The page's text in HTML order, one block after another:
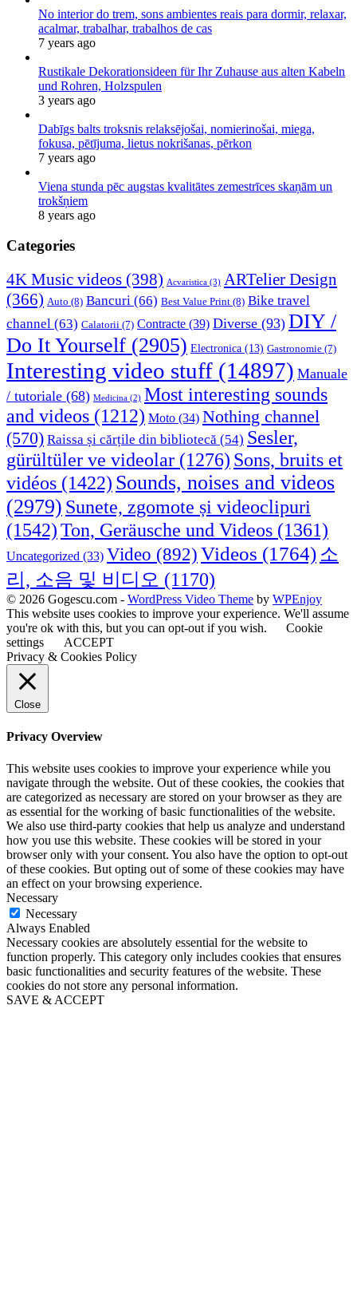
No interior do trem, sons ambientes reais para dormir, relaxar,
acalmar, trabalhar, trabalhos de cas
7 years ago
Rustikale Dekorationsideen für Ihr Zuhause aus alten Kabeln
und Rohren, Holzspulen
3 years ago
Dabīgs balts troksnis relaksējošai, nomierinošai, miega,
fokusa, pētījuma, lietus nokrišanas, pērkon
7 years ago
Viena stunda pēc augstas kvalitātes zemestrīces skaņām un
trokšņiem
8 years ago
Categories
4K Music videos (398) Acvaristica (3) ARTelier Design
(366) Auto (8) Bancuri (66) Best Value Print (8) Bike travel
channel (63) Calatorii (7) Contracte (39) Diverse (93) DIY /
Do It Yourself (2905) Electronica (13) Gastronomie (7)
Interesting video stuff (14897) Manuale
/ tutoriale (68) Medicina (2) Most interesting sounds
and videos (1212) Moto (34) Nothing channel
(570) Raissa și cărțile din bibliotecă (54) Sesler,
gürültüler ve videolar (1276) Sons, bruits et
vidéos (1422) Sounds, noises and videos
(2979) Sunete, zgomote și videoclipuri
(1542)Ton, Geräusche und Videos (1361)
Uncategorized (33) Video (892)Videos (1764) 소
리, 소음 및 비디오 (1170)
© 2026 Gogescu.com - WordPress Video Theme by WPEnjoy
This website uses cookies to improve your experience. We'll assume
you're ok with this, but you can opt-out if you wish.
Cookie
settings
ACCEPT
Privacy & Cookies Policy
Close
Privacy Overview
This website uses cookies to improve your experience while you
navigate through the website. Out of these cookies, the cookies that
are categorized as necessary are stored on your browser as they are
as essential for the working of basic functionalities of the website.
We also use third-party cookies that help us analyze and understand
how you use this website. These cookies will be stored in your
browser only with your consent. You also have the option to opt-out
of these cookies. But opting out of some of these cookies may have
an effect on your browsing experience.
Necessary
Necessary
Always Enabled
Necessary cookies are absolutely essential for the website to
function properly. This category only includes cookies that ensures
basic functionalities and security features of the website. These
cookies do not store any personal information.
SAVE & ACCEPT